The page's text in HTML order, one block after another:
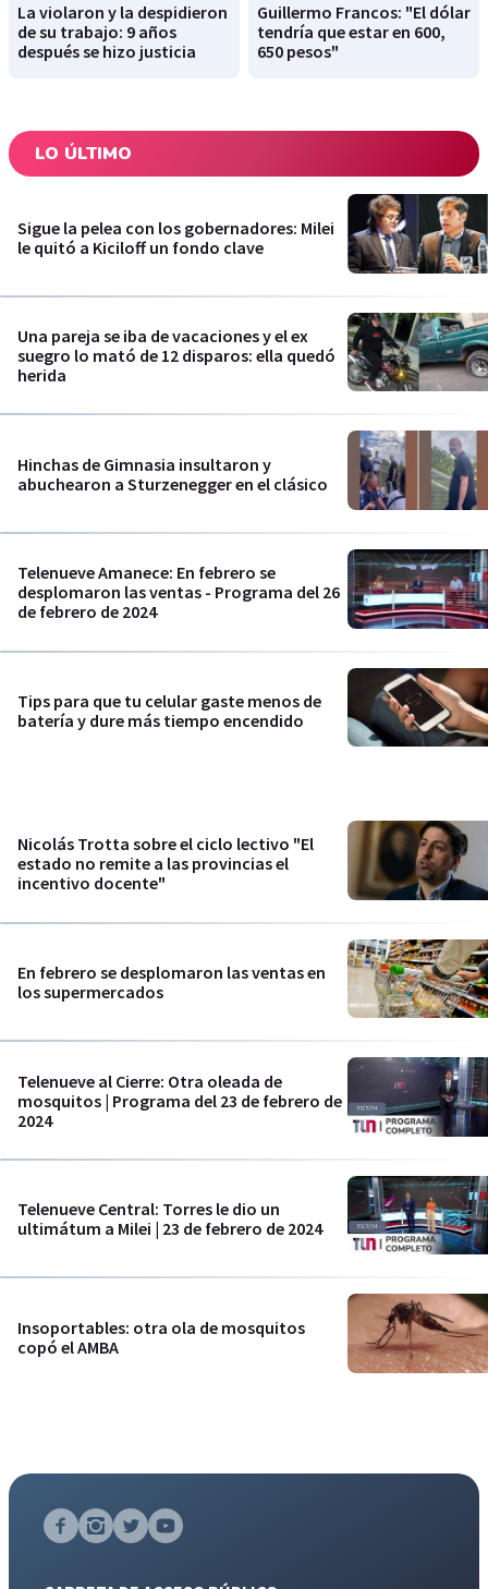
La violaron y la despidieron
de su trabajo: 9 años
después se hizo justicia
Guillermo Francos: "El dólar
tendría que estar en 600,
650 pesos"
LO ÚLTIMO
Sigue la pelea con los gobernadores: Milei
le quitó a Kiciloff un fondo clave
Una pareja se iba de vacaciones y el ex
suegro lo mató de 12 disparos: ella quedó
herida
Hinchas de Gimnasia insultaron y
abuchearon a Sturzenegger en el clásico
Telenueve Amanece: En febrero se
desplomaron las ventas - Programa del 26
de febrero de 2024
Tips para que tu celular gaste menos de
batería y dure más tiempo encendido
Nicolás Trotta sobre el ciclo lectivo "El
estado no remite a las provincias el
incentivo docente"
En febrero se desplomaron las ventas en
los supermercados
Telenueve al Cierre: Otra oleada de
mosquitos | Programa del 23 de febrero de
2024
Telenueve Central: Torres le dio un
ultimátum a Milei | 23 de febrero de 2024
Insoportables: otra ola de mosquitos
copó el AMBA